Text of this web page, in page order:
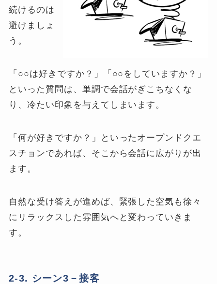
続けるのは
避けましょ
う。
「○○は好きですか？」「○○をしていますか？」
といった質問は、単調で会話がぎこちなくな
り、冷たい印象を与えてしまいます。
「何が好きですか？」といったオープンドクエ
スチョンであれば、そこから会話に広がりが出
ます。
自然な受け答えが進めば、緊張した空気も徐々
にリラックスした雰囲気へと変わっていきま
す。
2-3. シーン3－接客